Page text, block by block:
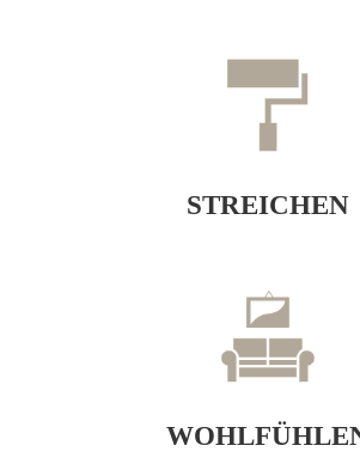
STREICHEN